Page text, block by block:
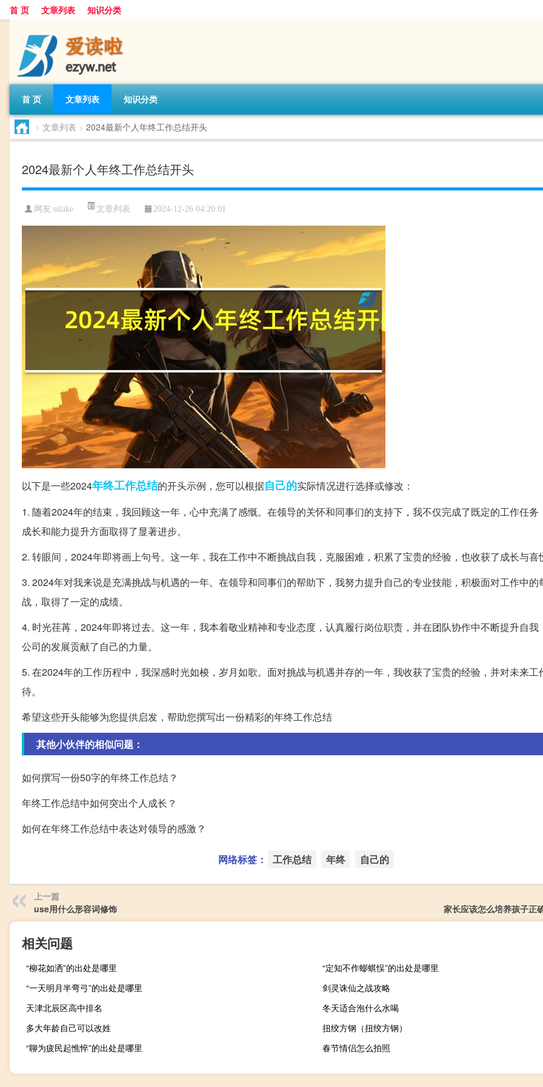
首 页 文章列表 知识分类
首 页 文章列表 知识分类
> 文章列表 > 2024最新个人年终工作总结开头
2024最新个人年终工作总结开头
网友:sslake 文章列表 2024-12-26 04:20:01
以下是一些2024年终工作总结的开头示例，您可以根据自己的实际情况进行选择或修改：
1. 随着2024年的结束，我回顾这一年，心中充满了感慨。在领导的关怀和同事们的支持下，我不仅完成了既定的工作任务
成长和能力提升方面取得了显著进步。
2. 转眼间，2024年即将画上句号。这一年，我在工作中不断挑战自我，克服困难，积累了宝贵的经验，也收获了成长与喜
3. 2024年对我来说是充满挑战与机遇的一年。在领导和同事们的帮助下，我努力提升自己的专业技能，积极面对工作中的
战，取得了一定的成绩。
4. 时光荏苒，2024年即将过去。这一年，我本着敬业精神和专业态度，认真履行岗位职责，并在团队协作中不断提升自我
公司的发展贡献了自己的力量。
5. 在2024年的工作历程中，我深感时光如梭，岁月如歌。面对挑战与机遇并存的一年，我收获了宝贵的经验，并对未来工
待。
希望这些开头能够为您提供启发，帮助您撰写出一份精彩的年终工作总结
其他小伙伴的相似问题：
如何撰写一份50字的年终工作总结？
年终工作总结中如何突出个人成长？
如何在年终工作总结中表达对领导的感激？
网络标签： 工作总结 年终 自己的
上一篇
use用什么形容词修饰
家长应该怎么培养孩子正
相关问题
“柳花如洒”的出处是哪里
“定知不作蟛蜞悮”的出处是哪里
“一天明月半弯弓”的出处是哪里
剑灵诛仙之战攻略
天津北辰区高中排名
冬天适合泡什么水喝
多大年龄自己可以改姓
扭绞方钢（扭绞方钢）
“聊为疲民起憔悴”的出处是哪里
春节情侣怎么拍照